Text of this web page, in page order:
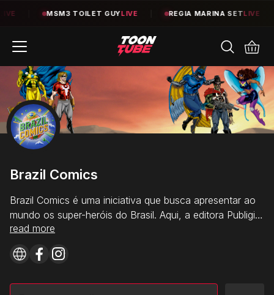
| MSM3 TOILET GUYLIVE | REGIA MARINA SET LIVE |
Brazil Comics
Brazil Comics é uma iniciativa que busca apresentar ao
mundo os super-heróis do Brasil. Aqui, a editora Publigibi
trará diversos personagens que fazem parte da Primeira
Exposição de Super-Heróis do Brasil, além dos heróis
do Time da Luz, criado por Daniel Vardi.
read more